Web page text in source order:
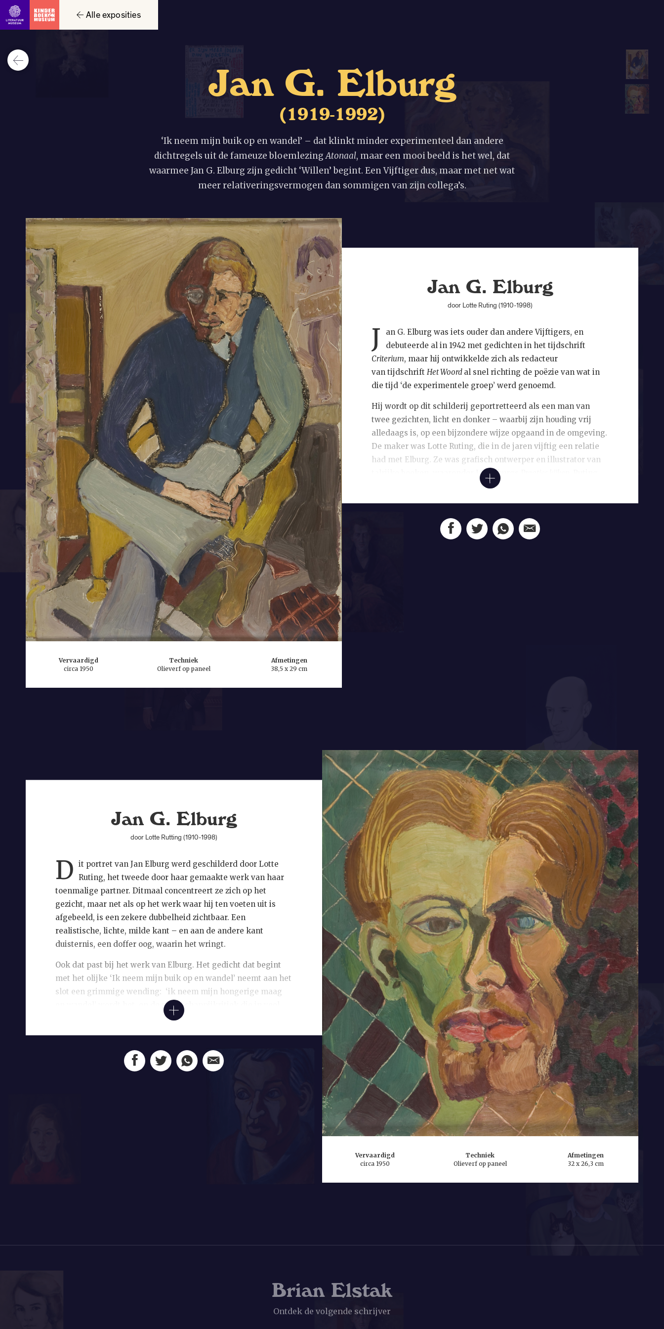
Alle exposities
Jan G. Elburg
(1919-1992)
‘Ik neem mijn buik op en wandel’ – dat klinkt minder experimenteel dan andere
dichtregels uit de fameuze bloemlezingAtonaal, maar een mooi beeld is het wel, dat
waarmee Jan G. Elburg zijn gedicht ‘Willen’ begint. Een Vijftiger dus, maar met net wat
meer relativeringsvermogen dan sommigen van zijn collega’s.
Vervaardigd
circa 1950
Techniek
Olieverf op paneel
Afmetingen
38,5 x 29 cm
Jan G. Elburg
door Lotte Ruting (1910-1998)
J
an G. Elburg was iets ouder dan andere Vijftigers, en
debuteerde al in 1942 met gedichten in het tijdschrift
Criterium, maar hij ontwikkelde zich als redacteur
van tijdschrift Het Woord al snel richting de poëzie van wat in
die tijd ‘de experimentele groep’ werd genoemd.
Hij wordt op dit schilderij geportretteerd als een man van
twee gezichten, licht en donker – waarbij zijn houding vrij
alledaags is, op een bijzondere wijze opgaand in de omgeving.
De maker was Lotte Ruting, die in de jaren vijftig een relatie
had met Elburg. Ze was grafisch ontwerper en illustrator van
talrijke boeken, waaronder Jan Elburgs
was succesvol, zozeer dat het voor haar makkelijker was om
een bankverwijzing van anderhalf honderd gulden
meekrijgen’, die hij nodig had om zich fatsoenlijk te kleden
Vervaardigd
circa 1950
Techniek
Olieverf op paneel
Afmetingen
32 x 26,3 cm
Jan G. Elburg
door Lotte Rutting (1910-1998)
D it portret van Jan Elburg werd geschilderd door Lotte
Ruting, het tweede door haar gemaakte werk van haar
toenmalige partner. Ditmaal concentreert ze zich op het
gezicht, maar net als op het werk waar hij ten voeten uit is
afgebeeld, is een zekere dubbelheid zichtbaar. Een
realistische, lichte, milde kant – en aan de andere kant
duisternis, een doffer oog, waarin het wringt.
Ook dat past bij het werk van Elburg. Het gedicht dat begint
met het olijke ‘Ik neem mijn buik op en wandel’ neemt aan het
slot een grimmige wending: ‘ik neem mijn hongerige maag
en wandel’ wordt het, en de maatschappijkritiek die in veel
van Elburgs werk doorklinkt, richt zich hier expliciet op
men negers / en Spanje stinkt van het bloed.’ De woordkeus is
achterhaald, maar de boodschap niet.
Brian Elstak
Ontdek de volgende schrijver